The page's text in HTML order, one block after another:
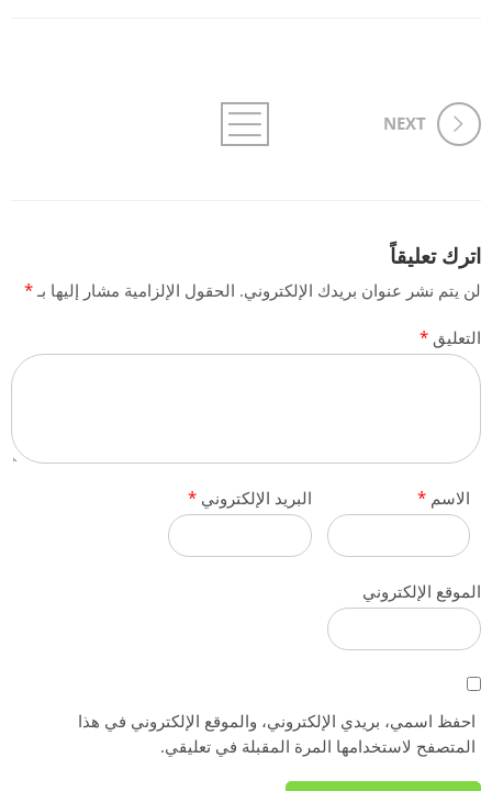
NEXT
اترك تعليقاً
لن يتم نشر عنوان بريدك الإلكتروني. الحقول الإلزامية مشار إليها بـ*
التعليق *
الاسم * البريد الإلكتروني*
الموقع الإلكتروني
احفظ اسمي، بريدي الإلكتروني، والموقع الإلكتروني في هذا
المتصفح لاستخدامها المرة المقبلة في تعليقي.